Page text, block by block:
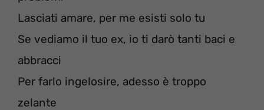
Lasciati amare, per me esisti solo tu
Se vediamo il tuo ex, io ti darò tanti baci e
abbracci
Per farlo ingelosire, adesso è troppo
zelante